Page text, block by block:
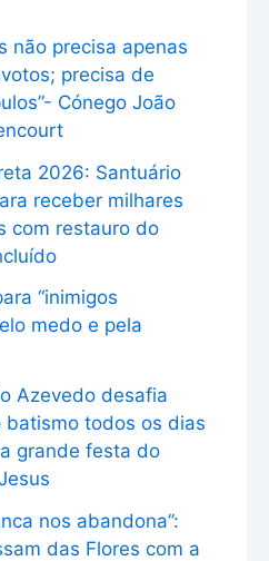
não precisa apenas
precisa de
Cónego João
2026: Santuário
receber milhares
com restauro do
“inimigos
medo e pela
Azevedo desafia
batismo todos os dias
grande festa do
nos abandona”:
das Flores com a